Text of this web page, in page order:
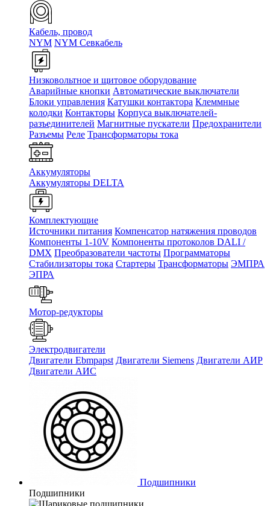
Кабель, провод
NYM NYM Севкабель
Низковольтное и щитовое оборудование
Аварийные кнопки Автоматические выключатели
Блоки управления Катушки контактора Клеммные
колодки Контакторы Корпуса выключателей-
разъединителей Магнитные пускатели Предохранители
Разъемы Реле Трансформаторы тока
Аккумуляторы
Аккумуляторы DELTA
Комплектующие
Источники питания Компенсатор натяжения проводов
Компоненты 1-10V Компоненты протоколов DALI /
DMX Преобразователи частоты Программаторы
Стабилизаторы тока Стартеры Трансформаторы ЭМПРА
ЭПРА
Мотор-редукторы
Электродвигатели
Двигатели Ebmpapst Двигатели Siemens Двигатели АИР
Двигатели АИС
Подшипники
Подшипники